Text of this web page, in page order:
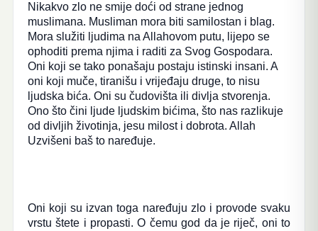
Nikakvo zlo ne smije doći od strane jednog
muslimana. Musliman mora biti samilostan i blag.
Mora služiti ljudima na Allahovom putu, lijepo se
ophoditi prema njima i raditi za Svog Gospodara.
Oni koji se tako ponašaju postaju istinski insani. A
oni koji muče, tiranišu i vrijeđaju druge, to nisu
ljudska bića. Oni su čudovišta ili divlja stvorenja.
Ono što čini ljude ljudskim bićima, što nas razlikuje
od divljih životinja, jesu milost i dobrota. Allah
Uzvišeni baš to naređuje.
Oni koji su izvan toga naređuju zlo i provode svaku
vrstu štete i propasti. O čemu god da je riječ, oni to